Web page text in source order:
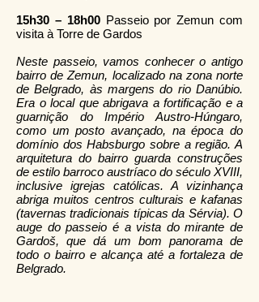
15h30 – 18h00 Passeio por Zemun com
visita à Torre de Gardos
Neste passeio, vamos conhecer o antigo
bairro de Zemun, localizado na zona norte
de Belgrado, às margens do rio Danúbio.
Era o local que abrigava a fortificação e a
guarnição do Império Austrо-Húngaro,
como um posto avançado, na época do
domínio dos Habsburgo sobre a região. A
arquitetura do bairro guarda construções
de estilo barroco austríaco do século XVIII,
inclusive igrejas católicas. A vizinhança
abriga muitos centros culturais e kafanas
(tavernas tradicionais típicas da Sérvia). O
auge do passeio é a vista do mirante de
Gardoš, que dá um bom panorama de
todo o bairro e alcança até a fortaleza de
Belgrado.